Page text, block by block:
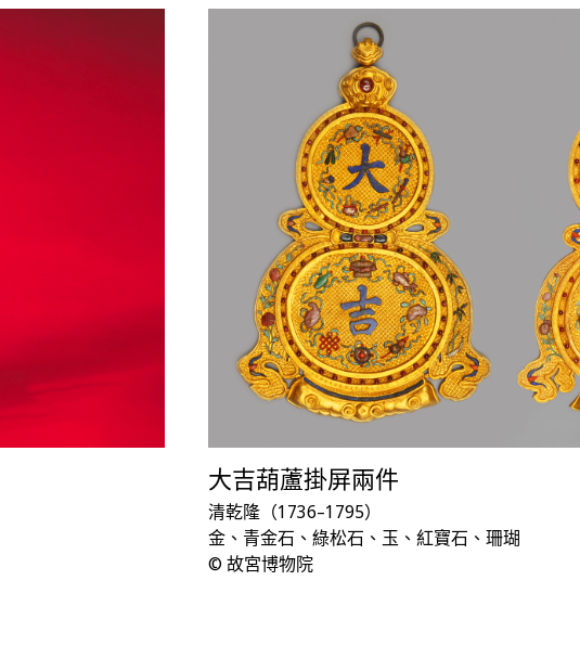
大吉葫蘆掛屏兩件
清乾隆（1736–1795）
金、青金石、綠松石、玉、紅寶石、珊瑚
© 故宮博物院